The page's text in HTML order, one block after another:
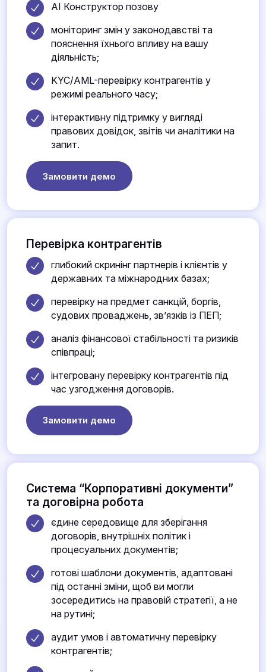
AI Конструктор позову
моніторинг змін у законодавстві та
пояснення їхнього впливу на вашу
діяльність;
KYC/AML-перевірку контрагентів у
режимі реального часу;
інтерактивну підтримку у вигляді
правових довідок, звітів чи аналітики на
запит.
Замовити демо
Перевірка контрагентів
глибокий скринінг партнерів і клієнтів у
державних та міжнародних базах;
перевірку на предмет санкцій, боргів,
судових проваджень, зв’язків із ПЕП;
аналіз фінансової стабільності та ризиків
співпраці;
інтегровану перевірку контрагентів під
час узгодження договорів.
Замовити демо
Система “Корпоративні документи”
та договірна робота
єдине середовище для зберігання
договорів, внутрішніх політик і
процесуальних документів;
готові шаблони документів, адаптовані
під останні зміни, щоб ви могли
зосередитись на правовій стратегії, а не
на рутині;
аудит умов і автоматичну перевірку
контрагентів;